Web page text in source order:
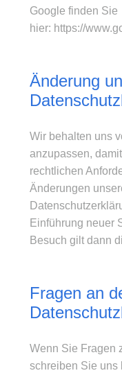
Google finden Sie
hier: https://
Änderung
Wir behalten uns
anzupassen,
rechtlichen
Änderungen
Einführung neuer
Besuch gilt dann
Fragen an
Wenn Sie Fragen
schreiben Sie uns